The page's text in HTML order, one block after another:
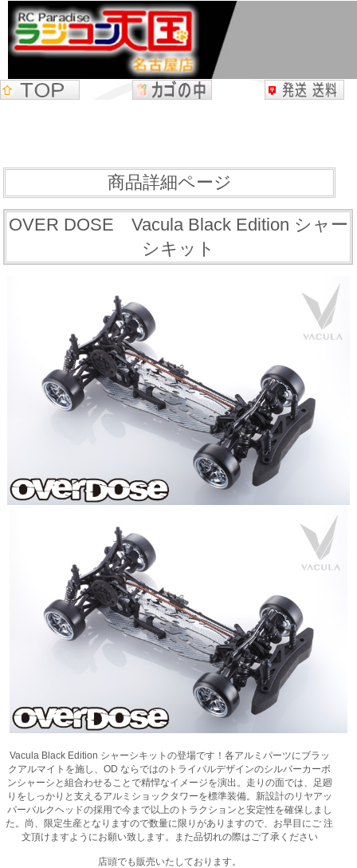
商品詳細ページ
OVER DOSE Vacula Black Edition シャー
シキット
Vacula Black Edition シャーシキットの登場です！各アルミパーツにブラッ
クアルマイトを施し、OD ならではのトライバルデザインのシルバーカーボ
ンシャーシと組合わせることで精悍なイメージを演出。走りの面では、足廻
りをしっかりと支えるアルミショックタワーを標準装備。新設計のリヤアッ
パーバルクヘッドの採用で今まで以上のトラクションと安定性を確保しまし
た。尚、限定生産となりますので数量に限りがありますので、お早目にご 注
文頂けますようにお願い致します。また品切れの際はご了承ください
店頭でも販売いたしております。